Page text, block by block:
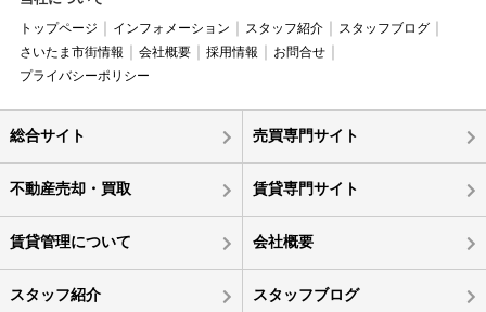
トップページ インフォメーション スタッフ紹介
スタッフブログ
さいたま市街情報
会社概要 採用情報
お問合せ
プライバシーポリシー
総合サイト 売買専門サイト
不動産売却・買取 賃貸専門サイト
賃貸管理について 会社概要
スタッフ紹介 スタッフブログ